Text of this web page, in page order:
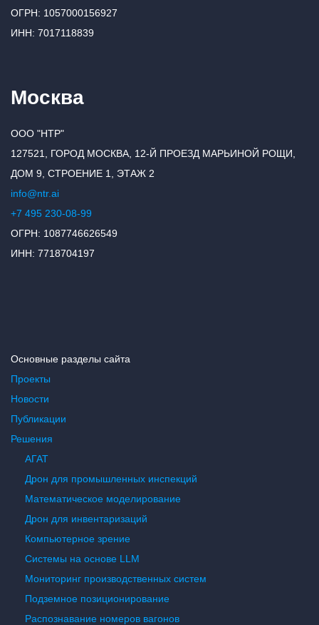
ОГРН: 1057000156927
ИНН: 7017118839
Москва
ООО "НТР"
127521, ГОРОД МОСКВА, 12-Й ПРОЕЗД МАРЬИНОЙ РОЩИ,
ДОМ 9, СТРОЕНИЕ 1, ЭТАЖ 2
info@ntr.ai
+7 495 230-08-99
ОГРН: 1087746626549
ИНН: 7718704197
Основные разделы сайта
Проекты
Новости
Публикации
Решения
АГАТ
Дрон для промышленных инспекций
Математическое моделирование
Дрон для инвентаризаций
Компьютерное зрение
Системы на основе LLM
Мониторинг производственных систем
Подземное позиционирование
Распознавание номеров вагонов